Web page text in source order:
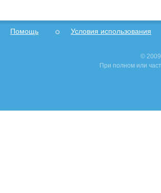
Помощь Условия использования
©
При полном или